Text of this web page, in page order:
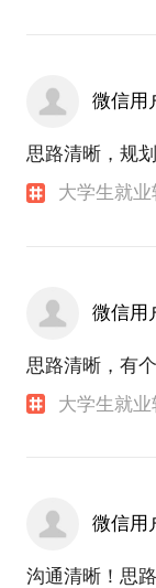
微信用
思路清晰，规
大学生就业
微信用
思路清晰，有
大学生就业
微信用
沟通清晰！思